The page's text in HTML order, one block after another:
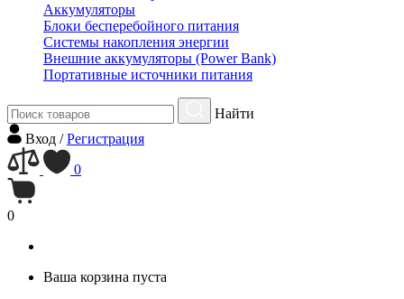
Аккумуляторы
Блоки бесперебойного питания
Системы накопления энергии
Внешние аккумуляторы (Power Bank)
Портативные источники питания
Найти
Вход /Регистрация
0
0
Ваша корзина пуста